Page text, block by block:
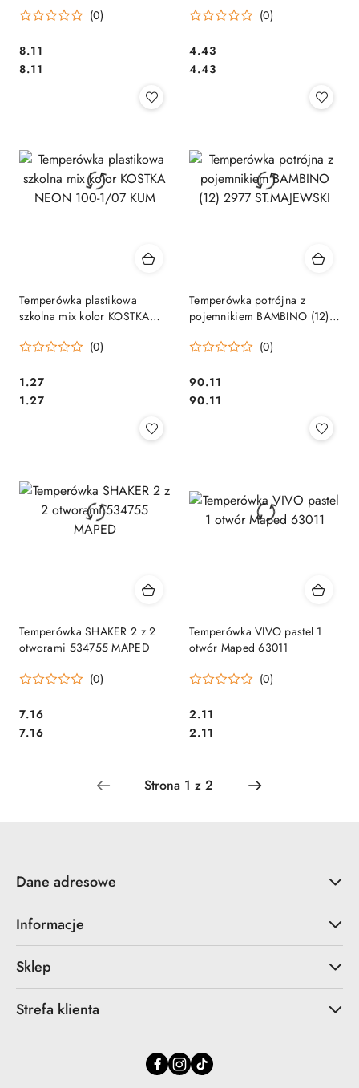
(0)
Cena:
8.11
Cena:
8.11
(0)
Cena:
4.43
Cena:
4.43
Temperówka plastikowa
szkolna mix kolor KOSTKA
(0)
Cena:
1.27
Cena:
1.27
Temperówka potrójna z
pojemnikiem BAMBINO (12)
(0)
Cena:
90.11
Cena:
90.11
Temperówka SHAKER 2 z 2
otworami 534755 MAPED
(0)
Cena:
7.16
Cena:
7.16
Temperówka VIVO pastel 1
otwór Maped 63011
(0)
Cena:
2.11
Cena:
2.11
Dane adresowe
Informacje
Sklep
Strefa klienta